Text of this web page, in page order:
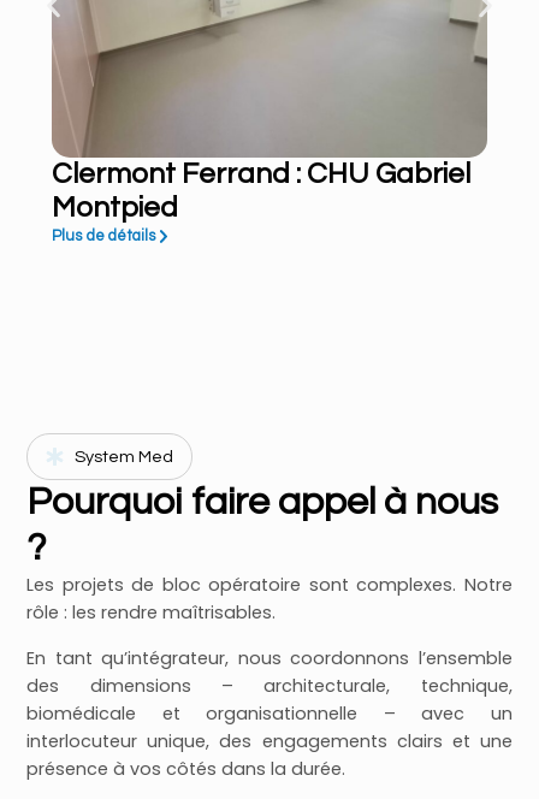
Clermont Ferrand : CHU Gabriel
Montpied
Plus de détails
System Med
Pourquoi faire appel à nous
?
Les projets de bloc opératoire sont complexes. Notre
rôle : les rendre maîtrisables.
En tant qu’intégrateur, nous coordonnons l’ensemble
des dimensions – architecturale, technique,
biomédicale et organisationnelle – avec un
interlocuteur unique, des engagements clairs et une
présence à vos côtés dans la durée.